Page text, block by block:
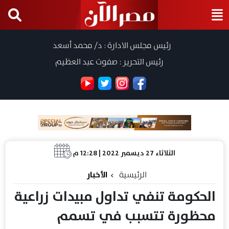
رئيس مجلس الادارة : د/ محمد أسعد
رئيس التحرير : صفوت عبد العظيم
الثلاثاء 27 ديسمبر 2022 | 12:28 م
الرئيسية الأخبار
الحكومة تنفي تداول مبيدات زراعية
محظورة تتسبب في تسمم